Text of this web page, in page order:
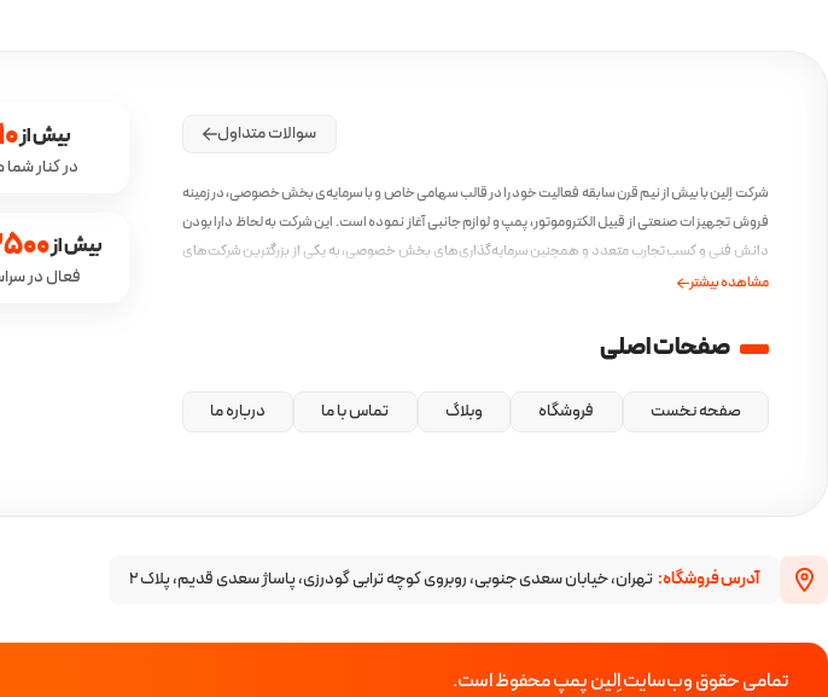
سوالات متداول
شرکت اِلین با بیش از نیم قرن سابقه فعالیت خود را در قالب سهامی خاص و با سرمایه‌ی بخش خصوصی، در زمینه
فروش تجهیزات صنعتی از قبیل الکتروموتور، پمپ و لوازم جانبی آغاز نموده است. این شرکت به لحاظ دارا بودن
دانش فنی و کسب تجارب متعدد و همچنین سرمایه‌گذاری‌های بخش خصوصی، به یکی از بزرگترین شرکت‌های
ایرانی در این صنف مبدل گشته است و همواره بهترین محصولات را با بهترین کیفیت و مطابق با نیاز جامعه‌ی
مشاهده بیشتر
صفحات اصلی
صفحه نخست فروشگاه وبلاگ تماس با ما درباره ما
در کنار
بیش از
فعال در
بیش از
آدرس فروشگاه: تهران، خیابان سعدی جنوبی، روبروی کوچه ترابی گودرزی، پاساژ سعدی قدیم، پلاک ۲
تمامی حقوق وب‌سایت اِلین پمپ محفوظ است.